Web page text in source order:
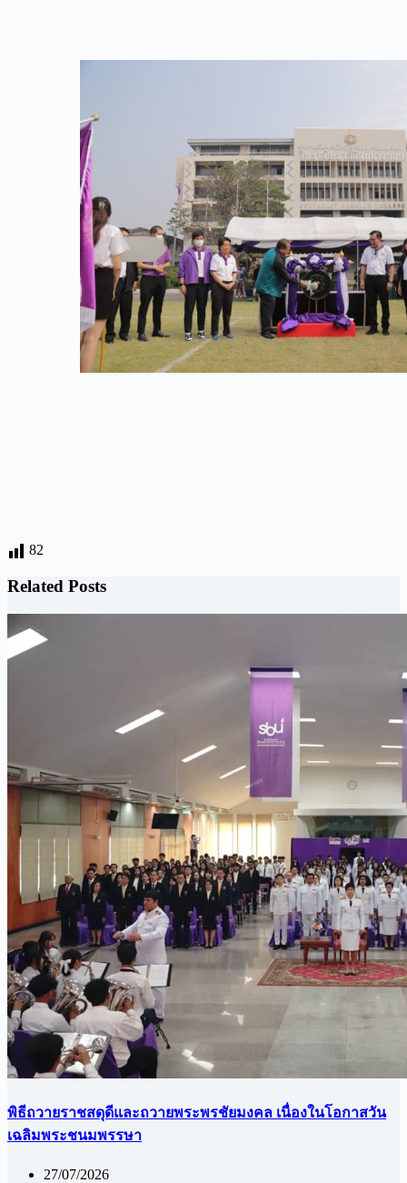
82
Related Posts
พิธีถวายราชสดุดีและถวายพระพรชัยมงคล เนื่องในโอกาสวัน
เฉลิมพระชนมพรรษา
27/07/2026